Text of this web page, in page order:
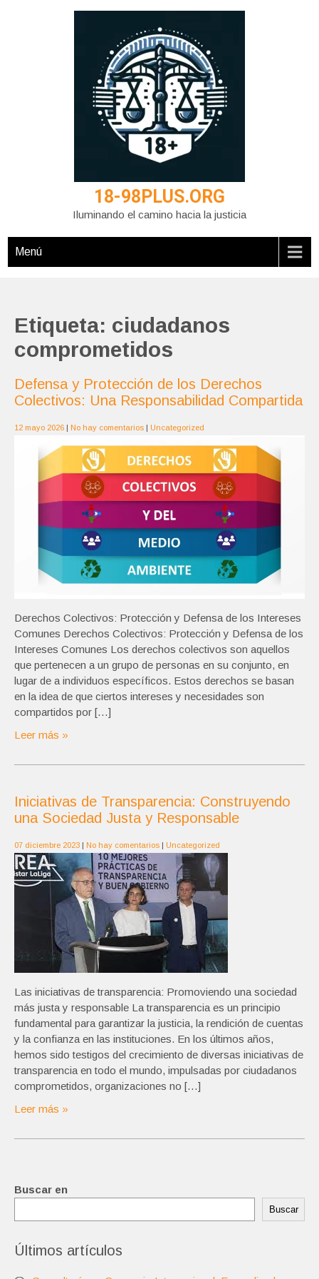
18-98PLUS.ORG
Iluminando el camino hacia la justicia
Menú
Etiqueta: ciudadanos
comprometidos
Defensa y Protección de los Derechos
Colectivos: Una Responsabilidad Compartida
12 mayo 2026 | No hay comentarios | Uncategorized
Derechos Colectivos: Protección y Defensa de los Intereses
Comunes Derechos Colectivos: Protección y Defensa de los
Intereses Comunes Los derechos colectivos son aquellos
que pertenecen a un grupo de personas en su conjunto, en
lugar de a individuos específicos. Estos derechos se basan
en la idea de que ciertos intereses y necesidades son
compartidos por […]
Leer más »
Iniciativas de Transparencia: Construyendo
una Sociedad Justa y Responsable
07 diciembre 2023 No hay comentarios Uncategorized
Las iniciativas de transparencia: Promoviendo una sociedad
más justa y responsable La transparencia es un principio
fundamental para garantizar la justicia, la rendición de cuentas
y la confianza en las instituciones. En los últimos años,
hemos sido testigos del crecimiento de diversas iniciativas de
transparencia en todo el mundo, impulsadas por ciudadanos
comprometidos, organizaciones no […]
Leer más »
Buscar en
Buscar
Últimos artículos